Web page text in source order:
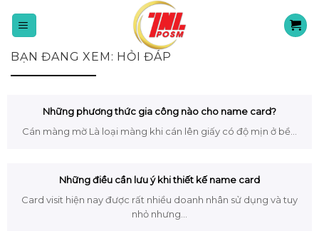
BẠN ĐANG XEM: HỎI ĐÁP
Những phương thức gia công nào cho name card?
Cán màng mờ Là loại màng khi cán lên giấy có độ mịn ở bề...
Những điều cần lưu ý khi thiết kế name card
Card visit hiện nay được rất nhiều doanh nhân sử dụng và tuy
nhỏ nhưng...